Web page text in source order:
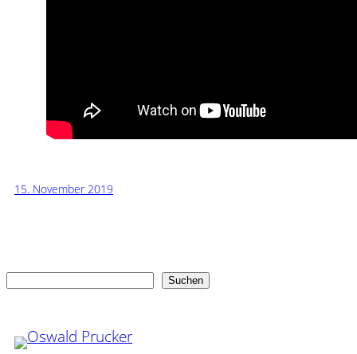
15. November 2019
Suchen